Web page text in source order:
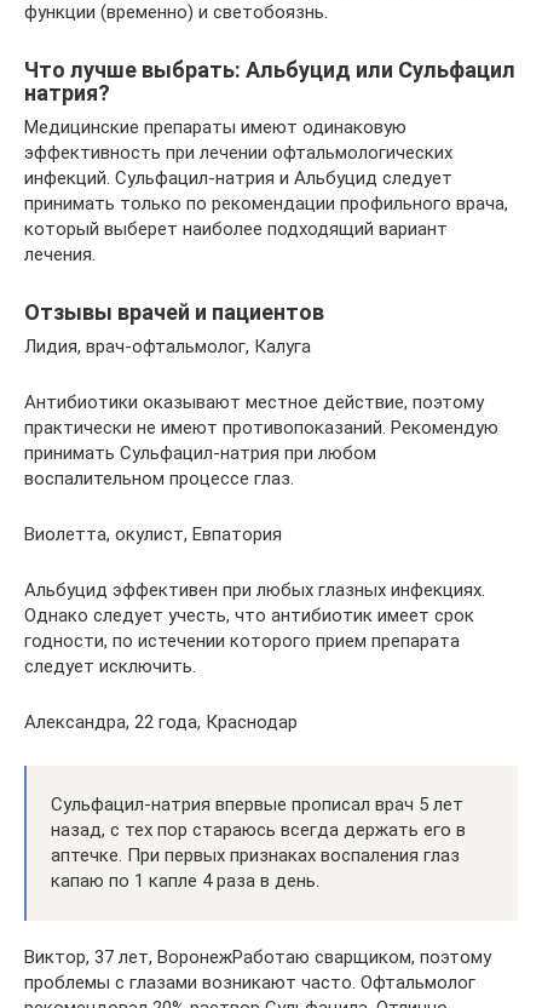
функции (временно) и светобоязнь.
Что лучше выбрать: Альбуцид или Сульфацил
натрия?
Медицинские препараты имеют одинаковую
эффективность при лечении офтальмологических
инфекций. Сульфацил-натрия и Альбуцид следует
принимать только по рекомендации профильного врача,
который выберет наиболее подходящий вариант
лечения.
Отзывы врачей и пациентов
Лидия, врач-офтальмолог, Калуга
Антибиотики оказывают местное действие, поэтому
практически не имеют противопоказаний. Рекомендую
принимать Сульфацил-натрия при любом
воспалительном процессе глаз.
Виолетта, окулист, Евпатория
Альбуцид эффективен при любых глазных инфекциях.
Однако следует учесть, что антибиотик имеет срок
годности, по истечении которого прием препарата
следует исключить.
Александра, 22 года, Краснодар
Сульфацил-натрия впервые прописал врач 5 лет
назад, с тех пор стараюсь всегда держать его в
аптечке. При первых признаках воспаления глаз
капаю по 1 капле 4 раза в день.
Виктор, 37 лет, ВоронежРаботаю сварщиком, поэтому
проблемы с глазами возникают часто. Офтальмолог